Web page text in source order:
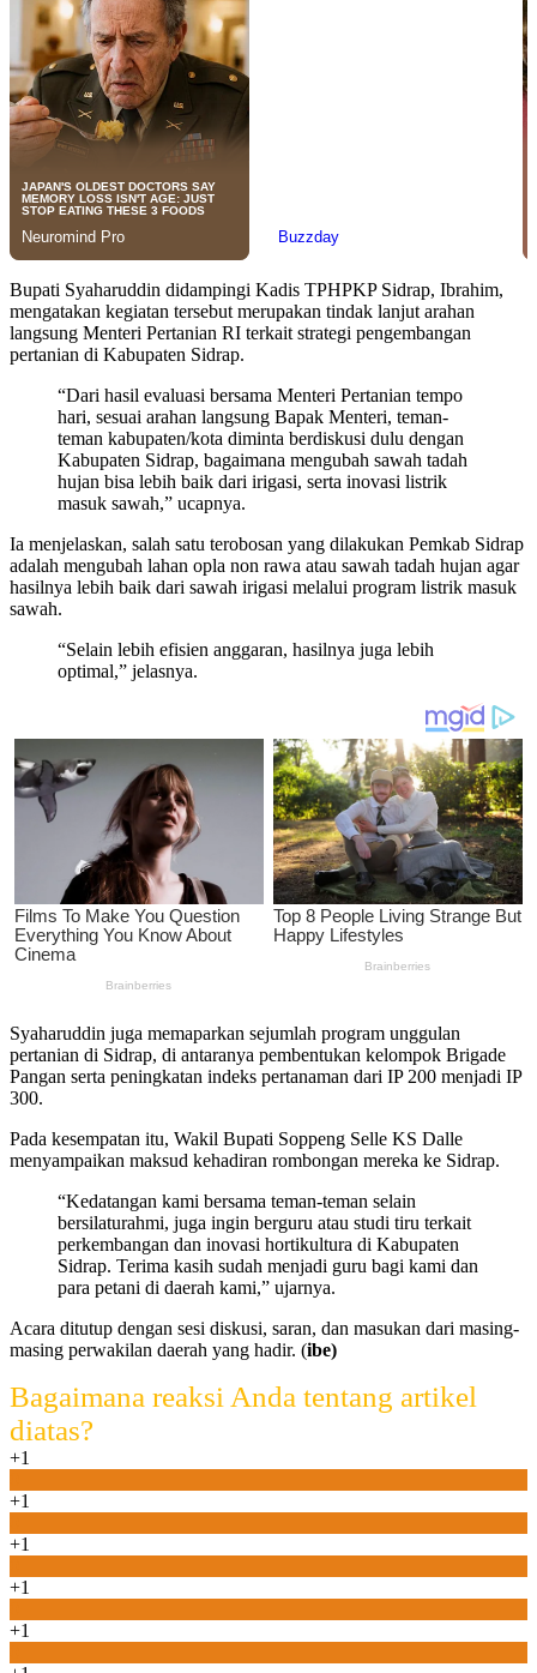
Bupati Syaharuddin didampingi Kadis TPHPKP Sidrap, Ibrahim,
mengatakan kegiatan tersebut merupakan tindak lanjut arahan
langsung Menteri Pertanian RI terkait strategi pengembangan
pertanian di Kabupaten Sidrap.
“Dari hasil evaluasi bersama Menteri Pertanian tempo
hari, sesuai arahan langsung Bapak Menteri, teman-
teman kabupaten/kota diminta berdiskusi dulu dengan
Kabupaten Sidrap, bagaimana mengubah sawah tadah
hujan bisa lebih baik dari irigasi, serta inovasi listrik
masuk sawah,” ucapnya.
Ia menjelaskan, salah satu terobosan yang dilakukan Pemkab Sidrap
adalah mengubah lahan opla non rawa atau sawah tadah hujan agar
hasilnya lebih baik dari sawah irigasi melalui program listrik masuk
sawah.
“Selain lebih efisien anggaran, hasilnya juga lebih
optimal,” jelasnya.
Syaharuddin juga memaparkan sejumlah program unggulan
pertanian di Sidrap, di antaranya pembentukan kelompok Brigade
Pangan serta peningkatan indeks pertanaman dari IP 200 menjadi IP
300.
Pada kesempatan itu, Wakil Bupati Soppeng Selle KS Dalle
menyampaikan maksud kehadiran rombongan mereka ke Sidrap.
“Kedatangan kami bersama teman-teman selain
bersilaturahmi, juga ingin berguru atau studi tiru terkait
perkembangan dan inovasi hortikultura di Kabupaten
Sidrap. Terima kasih sudah menjadi guru bagi kami dan
para petani di daerah kami,” ujarnya.
Acara ditutup dengan sesi diskusi, saran, dan masukan dari masing-
masing perwakilan daerah yang hadir. (ibe)
Bagaimana reaksi Anda tentang artikel
diatas?
+1
+1
+1
+1
+1